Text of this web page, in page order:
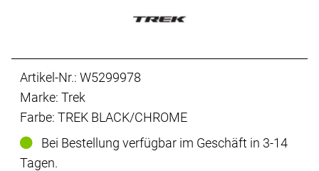
Artikel-Nr.: W5299978
Marke: Trek
Farbe: TREK BLACK/CHROME
Bei Bestellung verfügbar im Geschäft in 3-14
Tagen.